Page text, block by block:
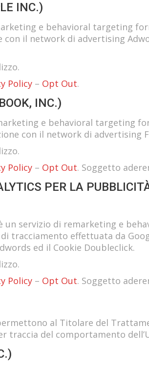
INC.)
e behavioral targeting
con il network di advertising
Policy – Opt Out.
INC.)
e behavioral targeting
con il network di advertising
Policy – Opt Out. Soggetto
PER LA
un servizio di remarketing e
tracciamento effettuata da
ed il Cookie Doubleclick.
Policy – Opt Out. Soggetto
al Titolare del
traccia del comportamento